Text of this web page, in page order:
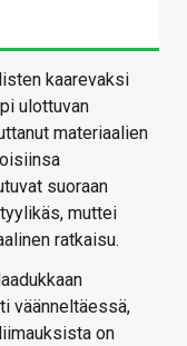
kaarevaksi
ulottuvan
materiaalien
suoraan
muttei
ratkaisu.
väänneltäessä,
on